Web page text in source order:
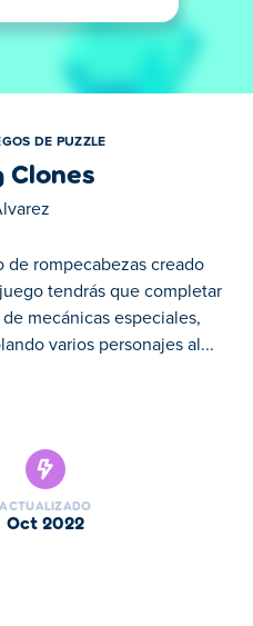
DE PUZZLE
Clones
de rompecabezas creado
tendrás que completar
mecánicas especiales,
varios personajes al...
mecánicas especiales,
varios personajes al
tus habilidades de
ACTUALIZADO
oct 2022